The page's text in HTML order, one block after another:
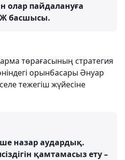
олар пайдалануға
басшысы.
төрағасының стратегия
орынбасары Әнуар
тежегіш жүйесіне
назар аудардық.
қамтамасыз ету –